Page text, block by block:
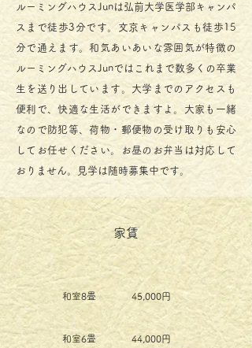
ルーミングハウスJunは弘前大学医学部キャンパ
スまで徒歩3分です。文京キャンパスも徒歩15
分で通えます。和気あいあいな雰囲気が特徴の
ルーミングハウスJunではこれまで数多くの卒業
生を送り出しています。大学までのアクセスも
便利で、快適な生活ができますよ。大家も一緒
なので防犯等、荷物・郵便物の受け取りも安心
してお任せください。お昼のお弁当は対応して
おりません。見学は随時募集中です。
家賃
和室8畳 45,000円
和室6畳 44,000円